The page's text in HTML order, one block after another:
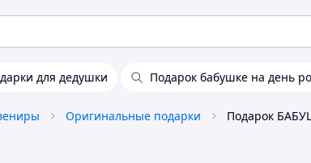
для дедушки Подарок бабушке на день
Оригинальные подарки Подарок